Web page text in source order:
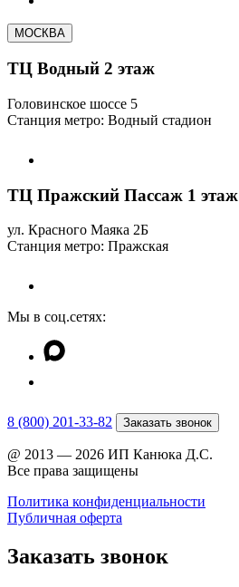
МОСКВА
ТЦ Водный 2 этаж
Головинское шоссе 5
Станция метро: Водный стадион
ТЦ Пражский Пассаж 1 этаж
ул. Красного Маяка 2Б
Станция метро: Пражская
Мы в соц.сетях:
8 (800) 201-33-82 Заказать звонок
@ 2013 — 2026 ИП Канюка Д.С.
Все права защищены
Политика конфиденциальности
Публичная оферта
Заказать звонок